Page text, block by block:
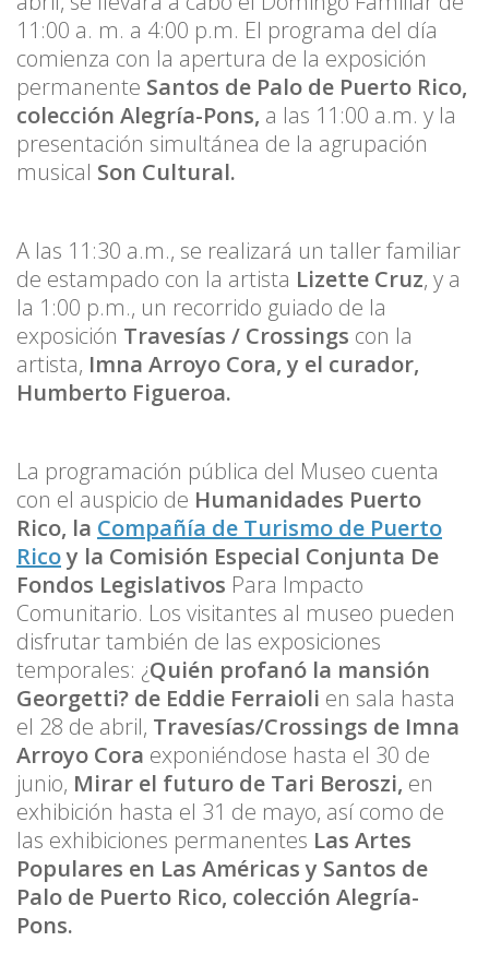
11:00 a. m. a 4:00 p.m. El programa del día
comienza con la apertura de la exposición
permanente Santos de Palo de Puerto Rico,
colección Alegría-Pons, a las 11:00 a.m. y la
presentación simultánea de la agrupación
musical Son Cultural.
A las 11:30 a.m., se realizará un taller familiar
de estampado con la artista Lizette Cruz, y a
la 1:00 p.m., un recorrido guiado de la
exposición Travesías / Crossings con la
artista, Imna Arroyo Cora, y el curador,
Humberto Figueroa.
La programación pública del Museo cuenta
con el auspicio de Humanidades Puerto
Rico, la Compañía de Turismo de Puerto
Ricoy la Comisión Especial Conjunta De
Fondos Legislativos Para Impacto
Comunitario. Los visitantes al museo pueden
disfrutar también de las exposiciones
temporales: ¿Quién profanó la mansión
Georgetti? de Eddie Ferraioli en sala hasta
el 28 de abril, Travesías/Crossings de Imna
Arroyo Cora exponiéndose hasta el 30 de
junio, Mirar el futuro de Tari Beroszi, en
exhibición hasta el 31 de mayo, así como de
las exhibiciones permanentes Las Artes
Populares en Las Américas y Santos de
Palo de Puerto Rico, colección Alegría-
Pons.